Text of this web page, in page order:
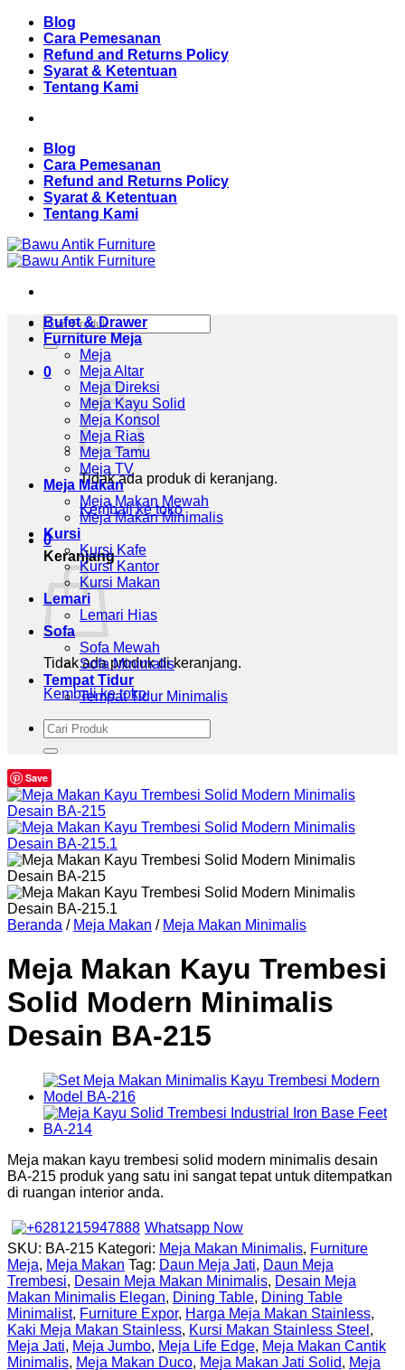
Skip
content
Blog
Cara Pemesanan
Refund and Returns Policy
Syarat & Ketentuan
Tentang Kami
Blog
Cara Pemesanan
Refund and Returns Policy
Syarat & Ketentuan
Tentang Kami
Pencarian
untuk:
0
Tidak ada produk di keranjang.
Kembali ke toko
0
Keranjang
Tidak ada produk di keranjang.
Kembali ke toko
Bufet & Drawer
Furniture Meja
Meja
Meja Altar
Meja Direksi
Meja Kayu Solid
Meja Konsol
Meja Rias
Meja Tamu
Meja TV
Meja Makan
Meja Makan Mewah
Meja Makan Minimalis
Kursi
Kursi Kafe
Kursi Kantor
Kursi Makan
Lemari
Lemari Hias
Sofa
Sofa Mewah
Sofa Minimalis
Tempat Tidur
Tempat Tidur Minimalis
Pencarian
untuk:
Save
Beranda / Meja Makan / Meja Makan Minimalis
Meja Makan Kayu Trembesi
Solid Modern Minimalis
Desain BA-215
Meja makan kayu trembesi solid modern minimalis desain
BA-215 produk yang satu ini sangat tepat untuk ditempatkan
di ruangan interior anda.
Whatsapp Now
SKU: BA-215 Kategori: Meja Makan Minimalis, Furniture
Meja, Meja Makan Tag: Daun Meja Jati, Daun Meja
Trembesi, Desain Meja Makan Minimalis, Desain Meja
Makan Minimalis Elegan, Dining Table, Dining Table
Minimalist, Furniture Expor, Harga Meja Makan Stainless,
Kaki Meja Makan Stainless, Kursi Makan Stainless Steel ,
Meja Jati, Meja Jumbo, Meja Life Edge, Meja Makan Cantik
Minimalis, Meja Makan Duco, Meja Makan Jati Solid, Meja